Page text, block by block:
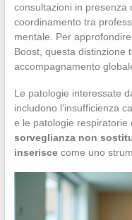
consultazioni in presenza
coordinamento tra
mentale. Per
Boost, questa distinzione
accompagnamento
Le patologie interessate
includono l’insufficienza
e le patologie respiratorie
sorveglianza non
inseriscecome uno